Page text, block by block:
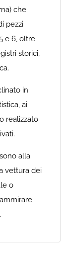
che
pezzi
e 6, oltre
storici,
in
ai
realizzato
alla
vettura dei
o